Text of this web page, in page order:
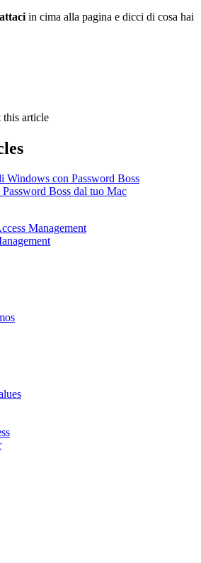
in cima alla pagina e dicci di cosa hai
this article
Windows con Password Boss
Boss dal tuo Mac
Management